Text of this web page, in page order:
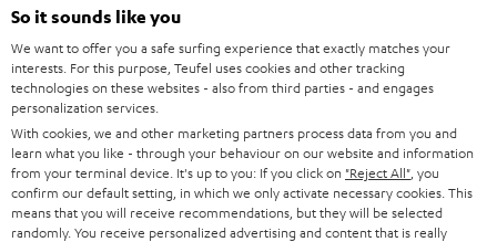
e
l
d
u
n
g
HEIMKINO
HEIMKINO-KOMPLETTANLAGEN
SOUNDBARS
STEREO
SMART HOME
Unternehmen
SUPPORT
PRESSE & MARKETING
GESCHÄFTSKUNDEN
Teufel Onlineshops
DEUTSCHLAND
ÖSTERREICH
So it sounds like you
We want to offer you a safe surfing experience that exactly matches your
interests. For this purpose, Teufel uses cookies and other tracking
technologies on these websites - also from third parties - and engages
personalization services.
With cookies, we and other marketing partners process data from you and
learn what you like - through your behaviour on our website and information
from your terminal device. It's up to you: If you click on "Reject All" , you
confirm our default setting, in which we only activate necessary cookies. This
means that you will receive recommendations, but they will be selected
randomly. You receive personalized advertising and content that is really